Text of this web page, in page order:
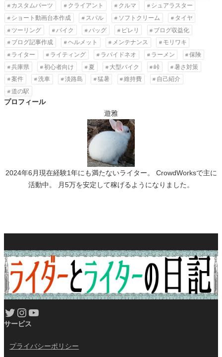
カスタムパーツ
クライアント クルマ
シュアラスター
ショート動画台本作成
スバル ソフトクリーム
タイヤ
ツーリング
バイク バッグ ピレリ
ブログ収益化
ブログ記事作成
ヘルメット メンテナンス
モリワキ
ライター
ライティング ラパイドネオ ラーメン
保険
兵庫県
初心者向け 夏 大型バイク 峠
暑さ対策
案件
洗車 淡路島 猛暑 維持費
自己紹介
道の駅
プロフィール
遊雅
2024年6月現在経験1年にも満たないライター。 CrowdWorksで主に
活動中。 月5万を安定して稼げるようになりました。
Twitter Instagram YouTube
サービス
プライバシーポリシー